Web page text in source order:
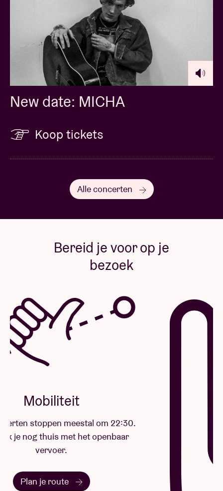
New date: MICHA
Koop tickets
Alle concerten
Bereid je voor op je
bezoek